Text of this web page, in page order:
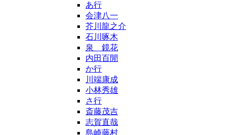
あ行
会津八一
芥川龍之介
石川啄木
泉 鏡花
内田百閒
か行
川端康成
小林秀雄
さ行
斎藤茂吉
志賀直哉
島崎藤村